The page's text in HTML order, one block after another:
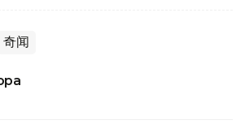
奇闻